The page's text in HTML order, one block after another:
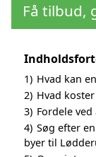
Få tilbud,
1) Hvad kan
2) Hvad
3) Fordele
4) Søg efter
byer til